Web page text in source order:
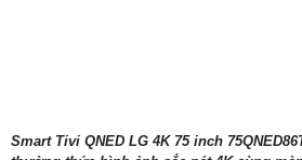
Smart Tivi QNED LG 4K 75 inch